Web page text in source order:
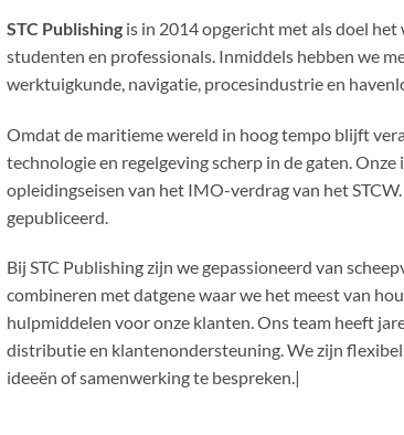
STC Publishingis in 2014 opgericht met als doel
studenten en professionals. Inmiddels hebben we
werktuigkunde, navigatie, procesindustrie en
Omdat de maritieme wereld in hoog tempo blijft
technologie en regelgeving scherp in de gaten.
opleidingseisen van het IMO-verdrag van het
gepubliceerd.
Bij STC Publishing zijn we gepassioneerd van
combineren met datgene waar we het meest van
hulpmiddelen voor onze klanten. Ons team heeft
distributie en klantenondersteuning. We zijn
ideeën of samenwerking te bespreken.|